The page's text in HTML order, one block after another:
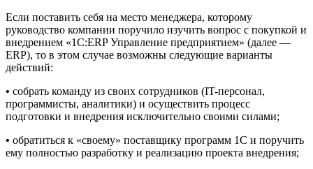
Если поставить себя на место менеджера, которому
руководство компании поручило изучить вопрос с покупкой и
внедрением «1C:ERP Управление предприятием» (далее —
ERP), то в этом случае возможны следующие варианты
действий:
• собрать команду из своих сотрудников (IT-персонал,
программисты, аналитики) и осуществить процесс
подготовки и внедрения исключительно своими силами;
• обратиться к «своему» поставщику программ 1С и поручить
ему полностью разработку и реализацию проекта внедрения;